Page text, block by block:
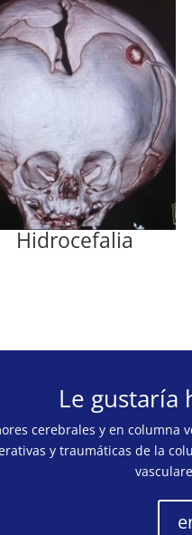
Hidrocefalia
Le gustaría
cerebrales y en
y traumáticas de la